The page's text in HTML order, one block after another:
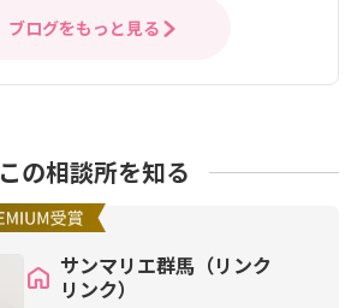
ブログをもっと見る
この相談所を知る
サンマリエ群馬（リンク
リンク）